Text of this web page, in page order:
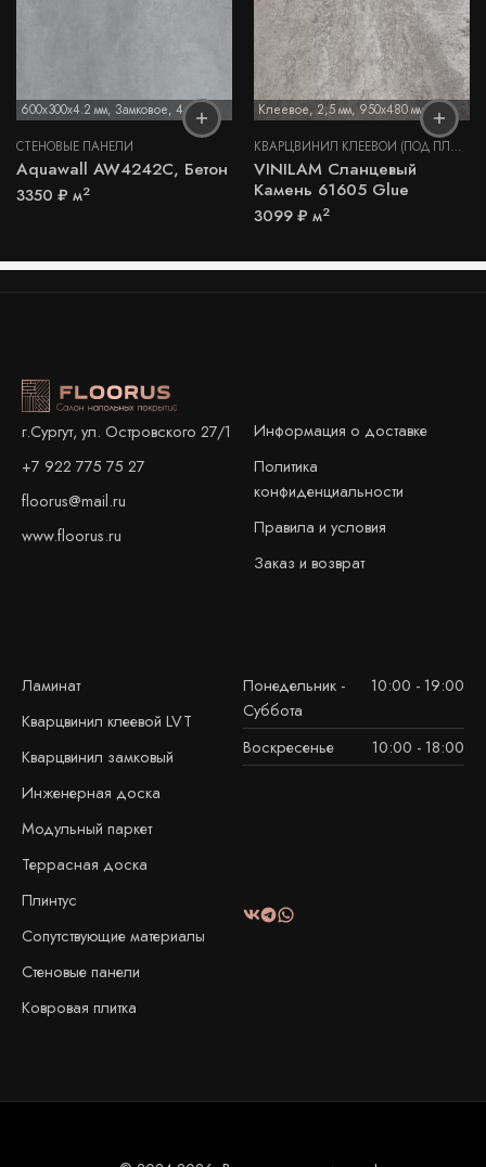
600x300x4.2 мм, Замковое, 4,2 мм
СТЕНОВЫЕ ПАНЕЛИ
Aquawall AW4242C, Бетон
3350 ₽ м2
Клеевое, 2,5 мм, 950x480 мм
КВАРЦВИНИЛ КЛЕЕВОЙ (ПОД ПЛИТКУ И КАМЕНЬ)
VINILAM Сланцевый
Камень 61605 Glue
3099₽ м2
г.Сургут, ул. Островского 27/1
+7 922 775 75 27
floorus@mail.ru
www.floorus.ru
Информация о доставке
Политика
конфиденциальности
Правила и условия
Заказ и возврат
Ламинат
Кварцвинил клеевой LVT
Кварцвинил замковый
Инженерная доска
Модульный паркет
Террасная доска
Плинтус
Сопутствующие материалы
Стеновые панели
Ковровая плитка
Понедельник -
Суббота
10:00 - 19:00
Воскресенье 10:00 - 18:00